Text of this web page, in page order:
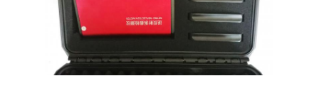
Neem contact met ons op
Nieuws
Gevallen